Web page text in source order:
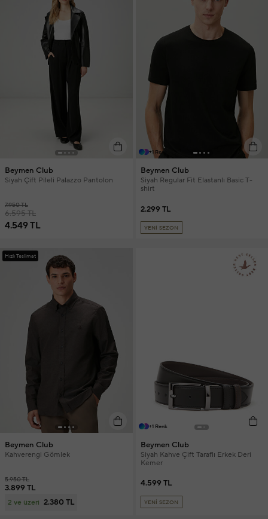
Beymen Club
Siyah Çift Pileli Palazzo Pantolon
7.950 TL
6.595 TL
4.549 TL
+1 Renk
Beymen Club
Siyah Regular Fit Elastanlı Basic T-
shirt
2.299 TL
YENİ SEZON
Hızlı Teslimat
Beymen Club
Kahverengi Gömlek
5.950 TL
3.899 TL
2 ve üzeri 2.380 TL
+1 Renk
Beymen Club
Siyah Kahve Çift Taraflı Erkek Deri
Kemer
4.599 TL
YENİ SEZON